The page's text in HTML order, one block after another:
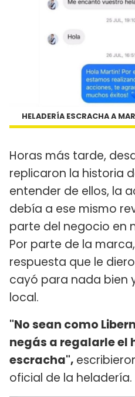
HELADERÍA ESCRACHA A
Horas más tarde,
replicaron la historia
entender de ellos, la
debía a ese mismo
parte del negocio en
Por parte de la
respuesta que le
cayó para nada bien
local.
"No sean como
negás a regalarle el
escracha",
oficial de la heladería.